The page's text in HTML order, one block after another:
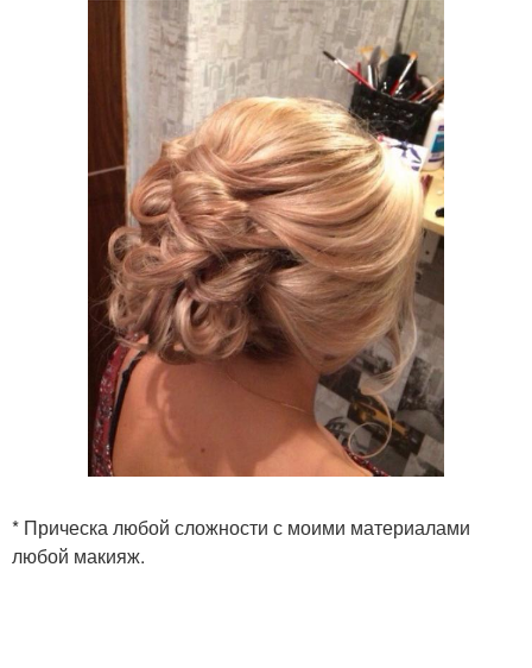
* Прическа любой сложности с моими материалами
любой макияж.